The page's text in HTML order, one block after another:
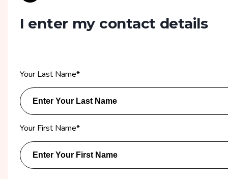
I enter my contact details
Your Last Name*
Your First Name*